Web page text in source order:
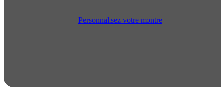
Personnalisez votre montre